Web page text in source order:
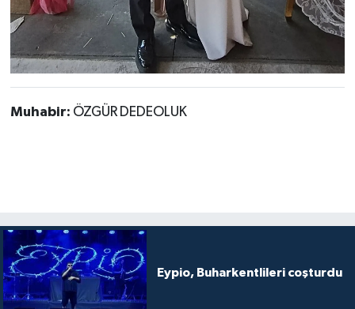
Muhabir: ÖZGÜR DEDEOLUK
Eypio, Buharkentlileri coşturdu